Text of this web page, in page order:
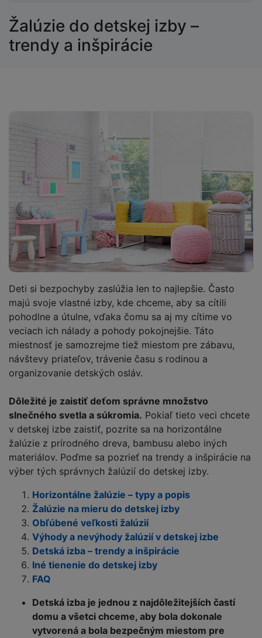
Žalúzie do detskej izby –
trendy a inšpirácie
Deti si bezpochyby zaslúžia len to najlepšie. Často
majú svoje vlastné izby, kde chceme, aby sa cítili
pohodlne a útulne, vďaka čomu sa aj my cítime vo
veciach ich nálady a pohody pokojnejšie. Táto
miestnosť je samozrejme tiež miestom pre zábavu,
návštevy priateľov, trávenie času s rodinou a
organizovanie detských osláv.
Dôležité je zaistiť deťom správne množstvo
slnečného svetla a súkromia. Pokiaľ tieto veci chcete
v detskej izbe zaistiť, pozrite sa na horizontálne
žalúzie z prírodného dreva, bambusu alebo iných
materiálov. Poďme sa pozrieť na trendy a inšpirácie na
výber tých správnych žalúzií do detskej izby.
Horizontálne žalúzie – typy a popis
Žalúzie na mieru do detskej izby
Obľúbené veľkosti žalúzií
Výhody a nevýhody žalúzií v detskej izbe
Detská izba – trendy a inšpirácie
Iné tienenie do detskej izby
FAQ
Detská izba je jednou z najdôležitejších častí
domu a všetci chceme, aby bola dokonale
vytvorená a bola bezpečným miestom pre